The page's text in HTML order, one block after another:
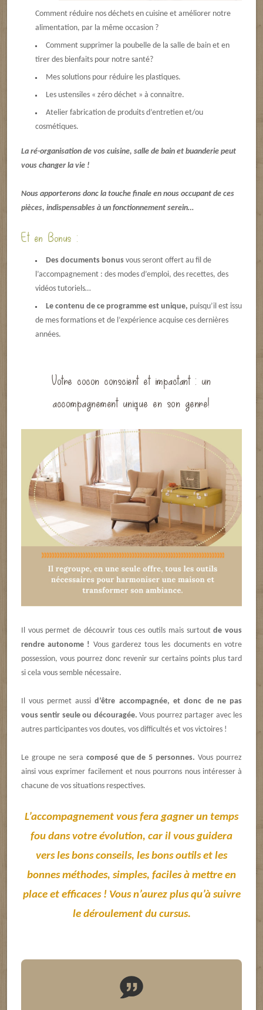
Comment réduire nos déchets en cuisine et améliorer notre
alimentation, par la même occasion ?
Comment supprimer la poubelle de la salle de bain et en
tirer des bienfaits pour notre santé?
Mes solutions pour réduire les plastiques.
Les ustensiles « zéro déchet » à connaitre.
Atelier fabrication de produits d’entretien et/ou
cosmétiques.
La ré-organisation de vos cuisine, salle de bain et buanderie peut
vous changer la vie !
Nous apporterons donc la touche finale en nous occupant de ces
pièces, indispensables à un fonctionnement serein…
Et en Bonus :
Des documents bonusvous seront offert au fil de
l’accompagnement : des modes d’emploi, des recettes, des
vidéos tutoriels…
Le contenu de ce programme est unique, puisqu’il est issu
de mes formations et de l’expérience acquise ces dernières
années.
Votre cocon conscient et impactant : un
accompagnement unique en son genre!
Il vous permet de découvrir tous ces outils mais surtoutde vous
rendre autonome ! Vous garderez tous les documents en votre
possession, vous pourrez donc revenir sur certains points plus tard
si cela vous semble nécessaire.
Il vous permet aussid’être accompagnée, et donc de ne pas
vous sentir seule ou découragée. Vous pourrez partager avec les
autres participantes vos doutes, vos difficultés et vos victoires !
Le groupe ne sera composé que de 5 personnes. Vous pourrez
ainsi vous exprimer facilement et nous pourrons nous intéresser à
chacune de vos situations respectives.
L’accompagnement vous fera gagner un temps
fou dans votre évolution, car il vous guidera
vers les bons conseils, les bons outils et les
bonnes méthodes, simples, faciles à mettre en
place et efficaces ! Vous n’aurez plus qu’à suivre
le déroulement du cursus.